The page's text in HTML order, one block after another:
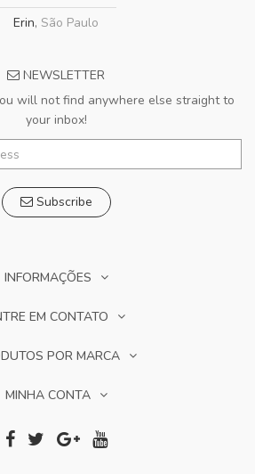
Erin, São Paulo
NEWSLETTER
will not find anywhere else straight to
your inbox!
Subscribe
INFORMAÇÕES
EM CONTATO
POR MARCA
MINHA CONTA